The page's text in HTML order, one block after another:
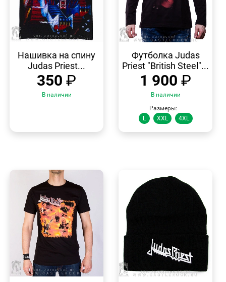
ПРОСМОТР
Нашивка на спину
Judas Priest...
350 ₽
В наличии
ПРОСМОТР
Футболка Judas
Priest "British Steel"...
1 900 ₽
В наличии
Размеры:
L
XXL 4XL